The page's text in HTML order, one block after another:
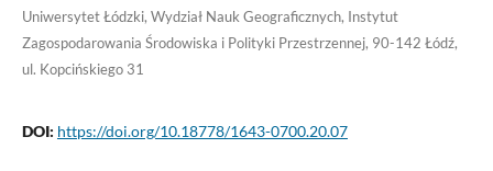
Uniwersytet Łódzki, Wydział Nauk Geograficznych, Instytut
Zagospodarowania Środowiska i Polityki Przestrzennej, 90-142 Łódź,
ul. Kopcińskiego 31
DOI: https://doi.org/10.18778/1643-0700.20.07